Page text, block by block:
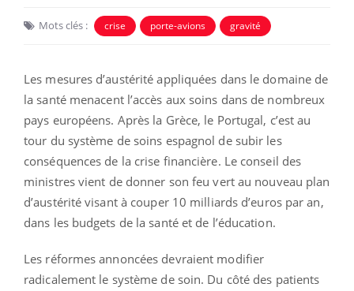
Mots clés : crise porte-avions gravité
Les mesures d’austérité appliquées dans le domaine de
la santé menacent l’accès aux soins dans de nombreux
pays européens. Après la Grèce, le Portugal, c’est au
tour du système de soins espagnol de subir les
conséquences de la crise financière. Le conseil des
ministres vient de donner son feu vert au nouveau plan
d’austérité visant à couper 10 milliards d’euros par an,
dans les budgets de la santé et de l’éducation.
Les réformes annoncées devraient modifier
radicalement le système de soin. Du côté des patients